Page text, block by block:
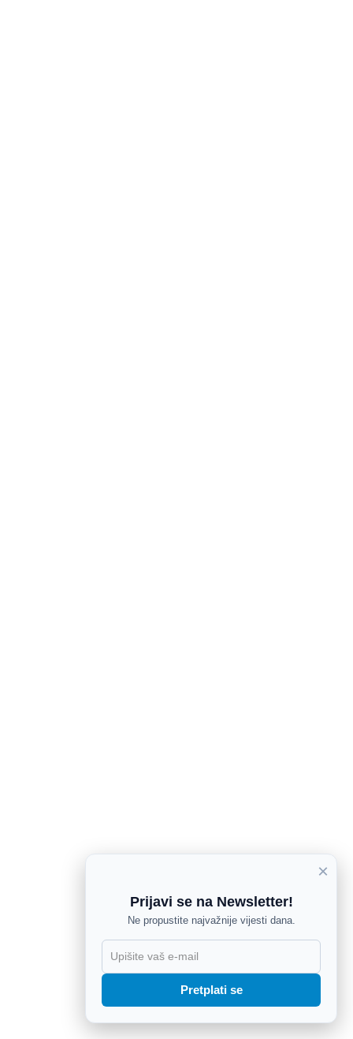
×
Prijavi se na Newsletter!
Ne propustite najvažnije vijesti dana.
Pretplati se